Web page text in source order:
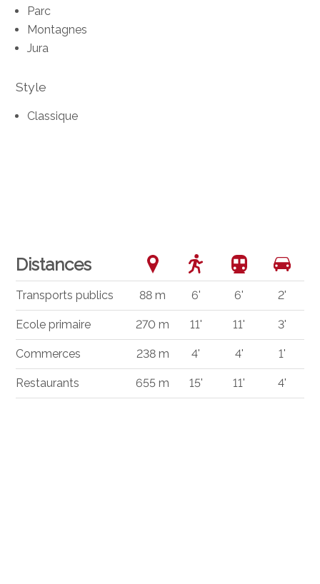
Parc
Montagnes
Jura
Style
Classique
Distances
Transports publics 88 m 6' 6' 2'
Ecole primaire 270 m 11' 11' 3'
Commerces 238 m 4' 4' 1'
Restaurants 655 m 15' 11' 4'